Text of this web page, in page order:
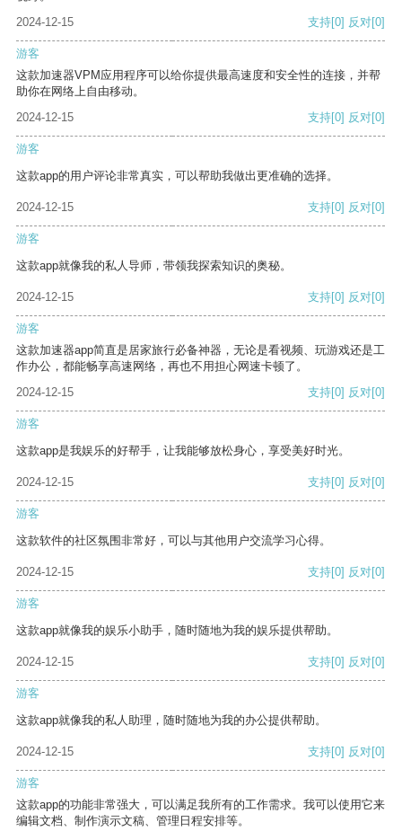
2024-12-15
支持[0] 反对[0]
游客
这款加速器VPM应用程序可以给你提供最高速度和安全性的连接，并帮
助你在网络上自由移动。
2024-12-15
支持[0] 反对[0]
游客
这款app的用户评论非常真实，可以帮助我做出更准确的选择。
2024-12-15 支持[0] 反对[0]
游客
这款app就像我的私人导师，带领我探索知识的奥秘。
2024-12-15 支持[0] 反对[0]
游客
这款加速器app简直是居家旅行必备神器，无论是看视频、玩游戏还是工
作办公，都能畅享高速网络，再也不用担心网速卡顿了。
2024-12-15
支持[0] 反对[0]
游客
这款app是我娱乐的好帮手，让我能够放松身心，享受美好时光。
2024-12-15 支持[0] 反对[0]
游客
这款软件的社区氛围非常好，可以与其他用户交流学习心得。
2024-12-15 支持[0] 反对[0]
游客
这款app就像我的娱乐小助手，随时随地为我的娱乐提供帮助。
2024-12-15 支持[0] 反对[0]
游客
这款app就像我的私人助理，随时随地为我的办公提供帮助。
2024-12-15 支持[0] 反对[0]
游客
这款app的功能非常强大，可以满足我所有的工作需求。我可以使用它来
编辑文档、制作演示文稿、管理日程安排等。